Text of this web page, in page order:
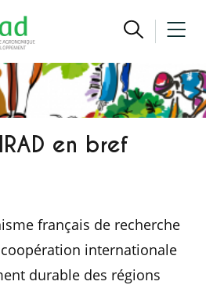
en bref
français de recherche
internationale
durable des régions